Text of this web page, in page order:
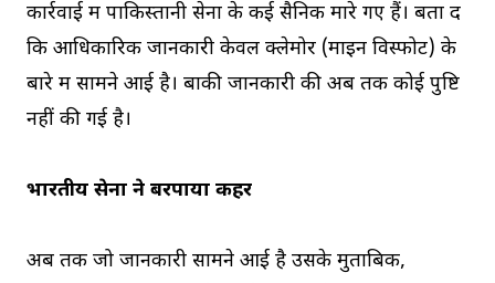
कार्रवाई में पाकिस्तानी सेना के कई सैनिक मारे गए हैं। बता दें
कि आधिकारिक जानकारी केवल क्लेमोर (माइन विस्फोट) के
बारे में सामने आई है। बाकी जानकारी की अब तक कोई पुष्टि
नहीं की गई है।
भारतीय सेना ने बरपाया कहर
अब तक जो जानकारी सामने आई है उसके मुताबिक,